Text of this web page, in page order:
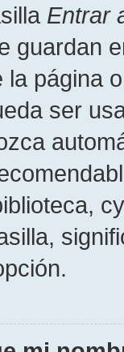
Entrar
guardan
la página
ser